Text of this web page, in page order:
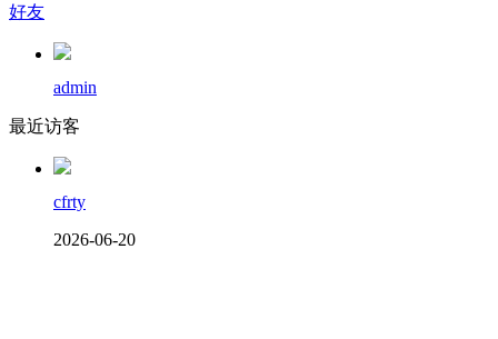
好友
admin
最近访客
cfrty
2026-06-20